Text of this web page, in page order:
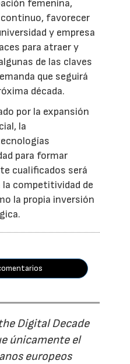
femenina,
favorecer
y empresa
para atraer y
de las claves
que seguirá
década.
por la expansión
la
para formar
cualificados será
competitividad de
la propia inversión
Digital Decade
únicamente el
europeos